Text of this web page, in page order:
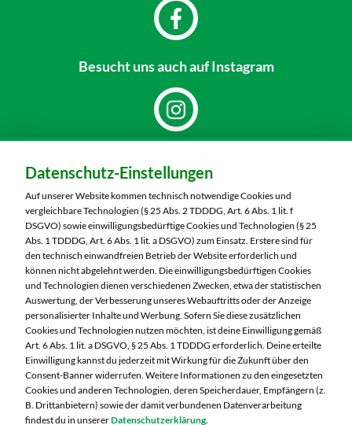
Besucht unsauch auf Instagram
MARKTKAUF Görlitz
Nieskyer Straße 100
02828 Görlitz
Telefon:03581 3670
Markt ändern
Öffnungszeiten diese Woche:
Mo:
07:00 – 20:00 Uhr
Di:
07:00 – 20:00 Uhr
Mi:
07:00 – 20:00 Uhr
Do:
07:00 – 21:00 Uhr
Fr:
07:00 – 21:00 Uhr
Datenschutz-Einstellungen
Auf unserer Website kommen technisch notwendige Cookies und
vergleichbare Technologien (§ 25 Abs. 2 TDDDG, Art. 6 Abs. 1 lit. f
DSGVO) sowie einwilligungsbedürftige Cookies und Technologien (§ 25
Abs. 1 TDDDG, Art. 6 Abs. 1 lit. a DSGVO) zum Einsatz. Erstere sind für
den technisch einwandfreien Betrieb der Website erforderlich und
können nicht abgelehnt werden. Die einwilligungsbedürftigen Cookies
und Technologien dienen verschiedenen Zwecken, etwa der statistischen
Auswertung, der Verbesserung unseres Webauftritts oder der Anzeige
personalisierter Inhalte und Werbung. Sofern Sie diese zusätzlichen
Cookies und Technologien nutzen möchten, ist deine Einwilligung gemäß
Art. 6 Abs. 1 lit. a DSGVO, § 25 Abs. 1 TDDDG erforderlich. Deine erteilte
Einwilligung kannst du jederzeit mit Wirkung für die Zukunft über den
Consent-Banner widerrufen. Weitere Informationen zu den eingesetzten
Cookies und anderen Technologien, deren Speicherdauer, Empfängern (z.
B. Drittanbietern) sowie der damit verbundenen Datenverarbeitung
findest du in unsererDatenschutzerklärung.